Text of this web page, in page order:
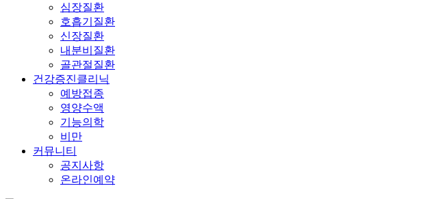
심장질환
호흡기질환
신장질환
내분비질환
골관절질환
건강증진클리닉
예방접종
영양수액
기능의학
비만
커뮤니티
공지사항
온라인예약